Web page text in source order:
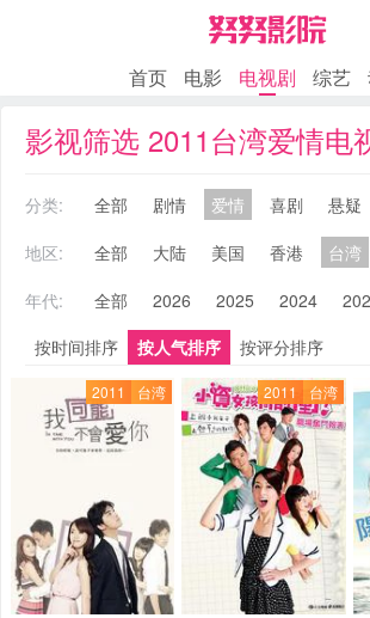
首页 电影 电视剧 综艺
影视筛选 2011台湾爱情电
分类: 全部 剧情 爱情 喜剧 悬疑
地区:
全部 大陆 美国 香港 台湾
年代:
全部 2026 2025 2024
按时间排序
按人气排序 按评分排序
2011 台湾 2011 台湾